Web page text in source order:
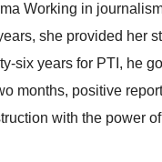
Working in
she provided her
six years for PTI, he
months, positive
with the power